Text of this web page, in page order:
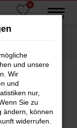
0
MENÜ
und unsere
Wir
und
nur,
Sie zu
ändern, können
widerrufen.